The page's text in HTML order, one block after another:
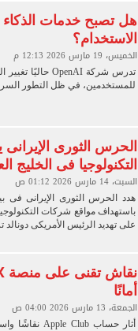
هل تصبح خدمات
الاستخدام؟
الخميس، 19 مارس 2026 12:13 م
للمستخدمين، في ظل التطور
الحرس الثورى
التكنولوجيا فى الخليج
السبت، 14 مارس 2026 01:12 ص
هدد الحرس الثورى الإيرانى فى
باستهداف مواقع شركات
على تهديد الرئيس الأمريكى دونالد
أمانًا
الجمعة، 13 مارس 2026 04:00 ص